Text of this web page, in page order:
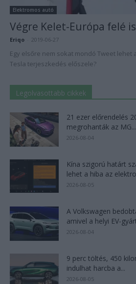
Elektromos autó
Végre Kelet-Európa felé
Eriqo 2019-06-27
Egy elsőre nem sokat mondó Tweet
Tesla terjeszkedés előszele?
Legolvasottabb cikkek
21 ezer előrendelés
megrohanták az MG...
2026-08-04
Kína szigorú határt
lehet a hiba az
2026-08-05
A Volkswagen
amivel a helyi EV-
2026-08-04
9 perc töltés, 450
indulhat harcba a...
2026-08-05